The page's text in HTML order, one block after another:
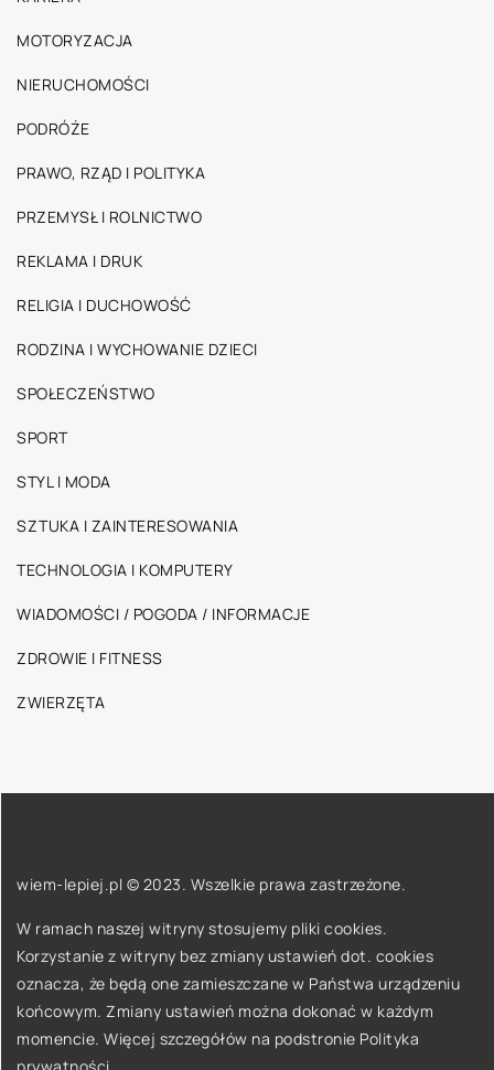
MOTORYZACJA
NIERUCHOMOŚCI
PODRÓŻE
PRAWO, RZĄD I POLITYKA
PRZEMYSŁ I ROLNICTWO
REKLAMA I DRUK
RELIGIA I DUCHOWOŚĆ
RODZINA I WYCHOWANIE DZIECI
SPOŁECZEŃSTWO
SPORT
STYL I MODA
SZTUKA I ZAINTERESOWANIA
TECHNOLOGIA I KOMPUTERY
WIADOMOŚCI / POGODA / INFORMACJE
ZDROWIE I FITNESS
ZWIERZĘTA
wiem-lepiej.pl © 2023. Wszelkie prawa zastrzeżone.
W ramach naszej witryny stosujemy pliki cookies.
Korzystanie z witryny bez zmiany ustawień dot. cookies
oznacza, że będą one zamieszczane w Państwa urządzeniu
końcowym. Zmiany ustawień można dokonać w każdym
momencie. Więcej szczegółów na podstronie Polityka